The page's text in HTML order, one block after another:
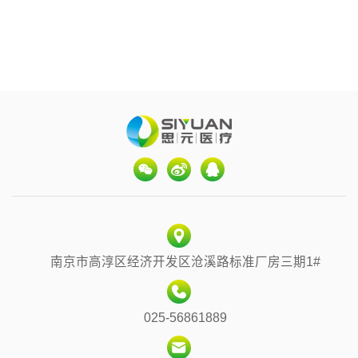
交联葡聚糖—一种热门注射填充材料
南京市高淳区经济开发区沧溪路标准厂房三期1#
025-56861889